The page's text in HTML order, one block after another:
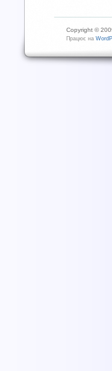
Copyright ©
Працює на